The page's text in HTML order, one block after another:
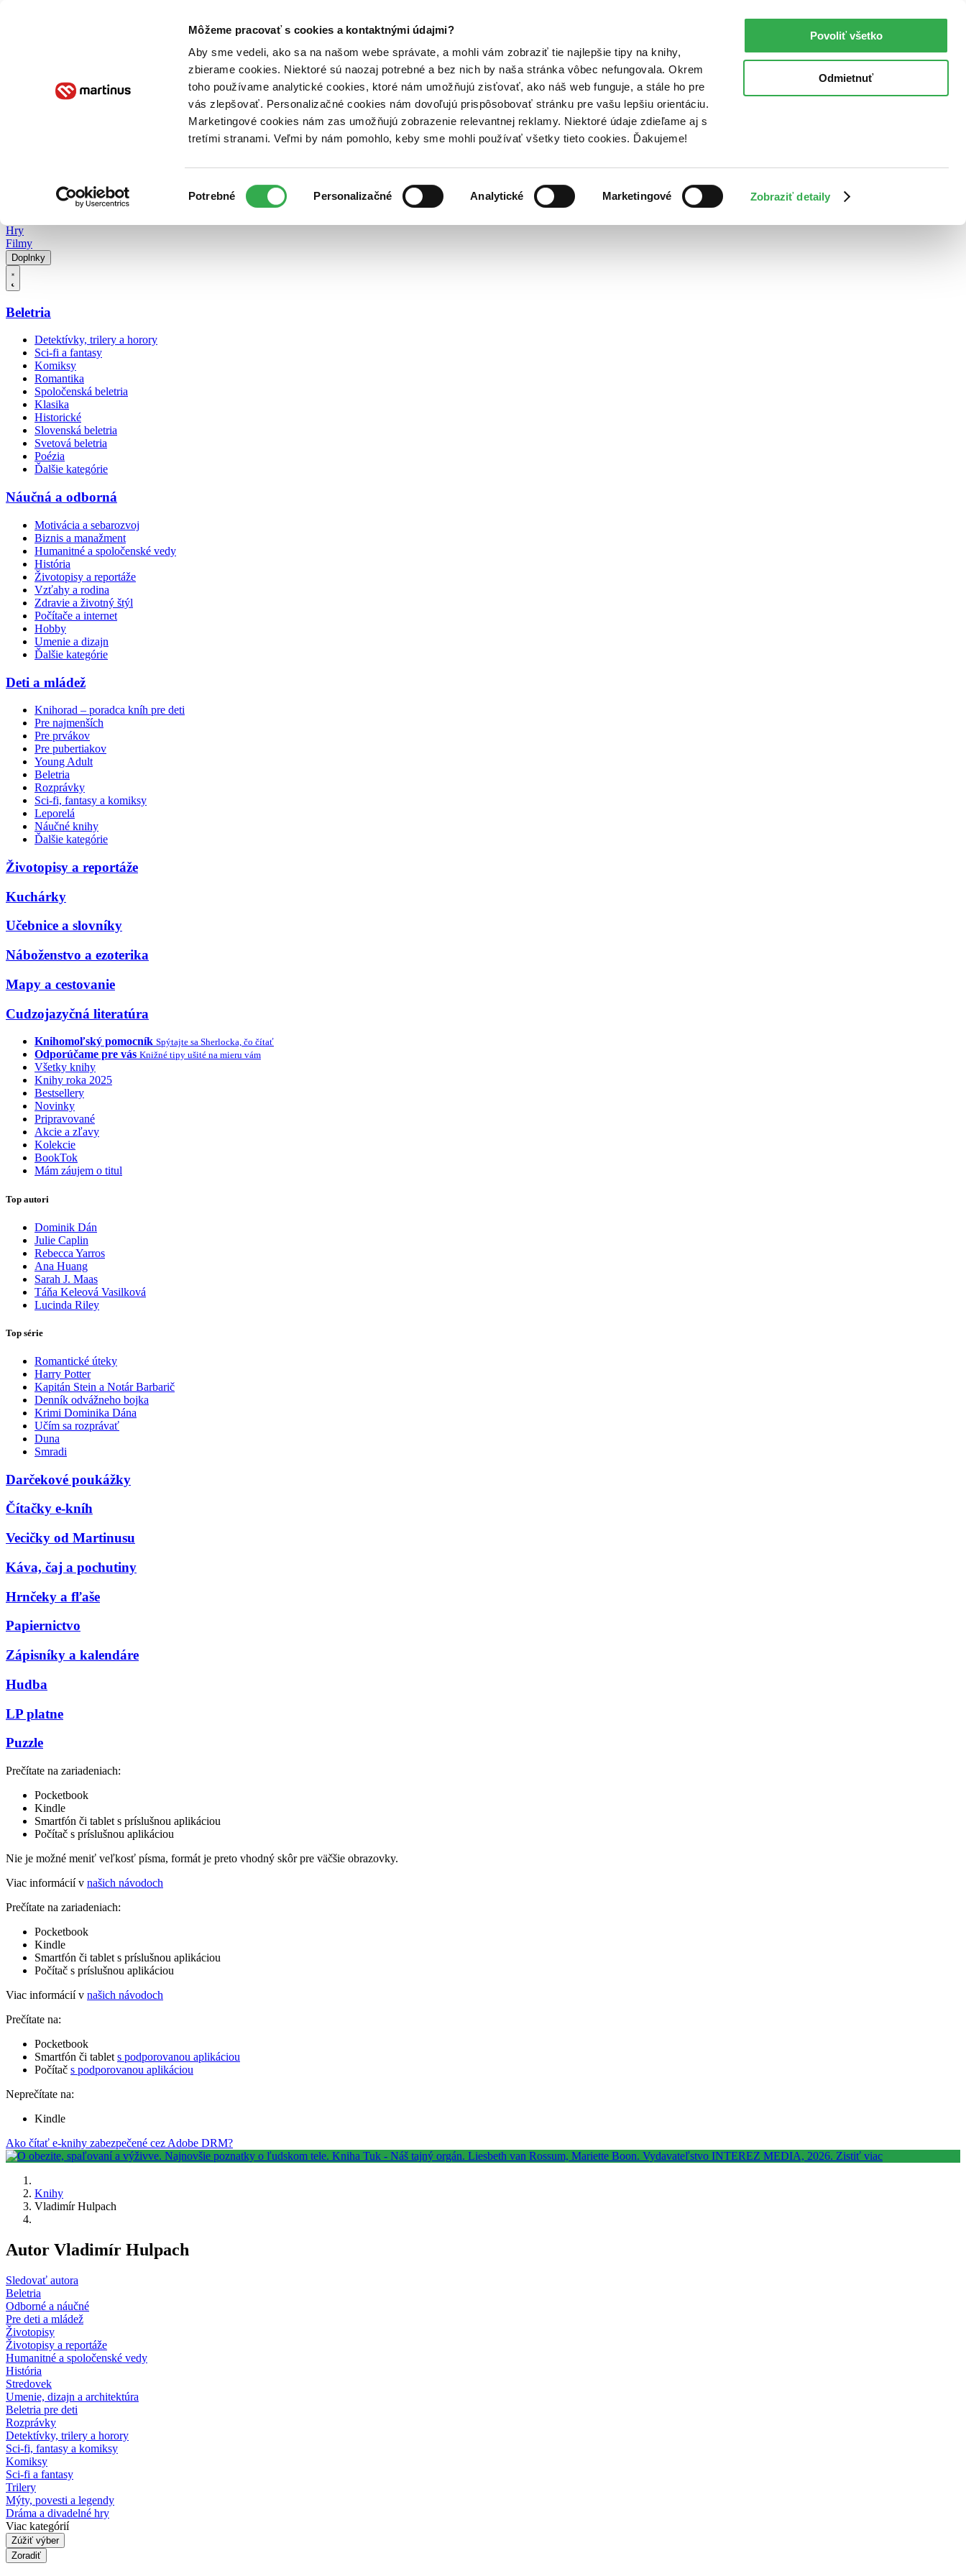
Môžeme pracovať s cookies a kontaktnými údajmi?
Aby sme vedeli, ako sa na našom webe správate, a mohli vám zobraziť tie najlepšie tipy na knihy,
zbierame cookies. Niektoré sú naozaj potrebné a bez nich by naša stránka vôbec nefungovala. Okrem
toho používame analytické cookies, ktoré nám umožňujú zisťovať, ako náš web funguje, a stále ho pre
vás zlepšovať. Personalizačné cookies nám dovoľujú prispôsobovať stránku pre vašu lepšiu orientáciu.
Marketingové cookies nám zas umožňujú zobrazenie relevantnej reklamy. Niektoré údaje zdieľame aj s
tretími stranami. Veľmi by nám pomohlo, keby sme mohli používať všetky tieto cookies. Ďakujeme!
súhlasu
Potrebné Personalizačné Analytické Marketingové Zobraziť detaily
Povoliť všetko
Odmietnuť
Poukážky Kontakt
Hry
Filmy
Doplnky
Beletria
Detektívky, trilery a horory
Sci-fi a fantasy
Komiksy
Romantika
Spoločenská beletria
Klasika
Historické
Slovenská beletria
Svetová beletria
Poézia
Ďalšie kategórie
Náučná a odborná
Motivácia a sebarozvoj
Biznis a manažment
Humanitné a spoločenské vedy
História
Životopisy a reportáže
Vzťahy a rodina
Zdravie a životný štýl
Počítače a internet
Hobby
Umenie a dizajn
Ďalšie kategórie
Deti a mládež
Knihorad – poradca kníh pre deti
Pre najmenších
Pre prvákov
Pre pubertiakov
Young Adult
Beletria
Rozprávky
Sci-fi, fantasy a komiksy
Leporelá
Náučné knihy
Ďalšie kategórie
Životopisy a reportáže
Kuchárky
Učebnice a slovníky
Náboženstvo a ezoterika
Mapy a cestovanie
Cudzojazyčná literatúra
Knihomoľský pomocník Spýtajte sa Sherlocka, čo čítať
Odporúčame pre vás Knižné tipy ušité na mieru vám
Všetky knihy
Knihy roka 2025
Bestsellery
Novinky
Pripravované
Akcie a zľavy
Kolekcie
BookTok
Mám záujem o titul
Top autori
Dominik Dán
Julie Caplin
Rebecca Yarros
Ana Huang
Sarah J. Maas
Táňa Keleová Vasilková
Lucinda Riley
Top série
Romantické úteky
Harry Potter
Kapitán Stein a Notár Barbarič
Denník odvážneho bojka
Krimi Dominika Dána
Učím sa rozprávať
Duna
Smradi
Darčekové poukážky
Čítačky e-kníh
Vecičky od Martinusu
Káva, čaj a pochutiny
Hrnčeky a fľaše
Papiernictvo
Zápisníky a kalendáre
Hudba
LP platne
Puzzle
Prečítate na zariadeniach:
Pocketbook
Kindle
Smartfón či tablet s príslušnou aplikáciou
Počítač s príslušnou aplikáciou
Nie je možné meniť veľkosť písma, formát je preto vhodný skôr pre väčšie obrazovky.
Viac informácií v našich návodoch
Prečítate na zariadeniach:
Pocketbook
Kindle
Smartfón či tablet s príslušnou aplikáciou
Počítač s príslušnou aplikáciou
Viac informácií v našich návodoch
Prečítate na:
Pocketbook
Smartfón či tablet s podporovanou aplikáciou
Počítač s podporovanou aplikáciou
Neprečítate na:
Kindle
Ako čítať e-knihy zabezpečené cez Adobe DRM?
Knihy
Vladimír Hulpach
Autor Vladimír Hulpach
Sledovať autora
Beletria
Odborné a náučné
Pre deti a mládež
Životopisy
Životopisy a reportáže
Humanitné a spoločenské vedy
História
Stredovek
Umenie, dizajn a architektúra
Beletria pre deti
Rozprávky
Detektívky, trilery a horory
Sci-fi, fantasy a komiksy
Komiksy
Sci-fi a fantasy
Trilery
Mýty, povesti a legendy
Dráma a divadelné hry
Viac kategórií
Zúžiť výber
Zoradiť